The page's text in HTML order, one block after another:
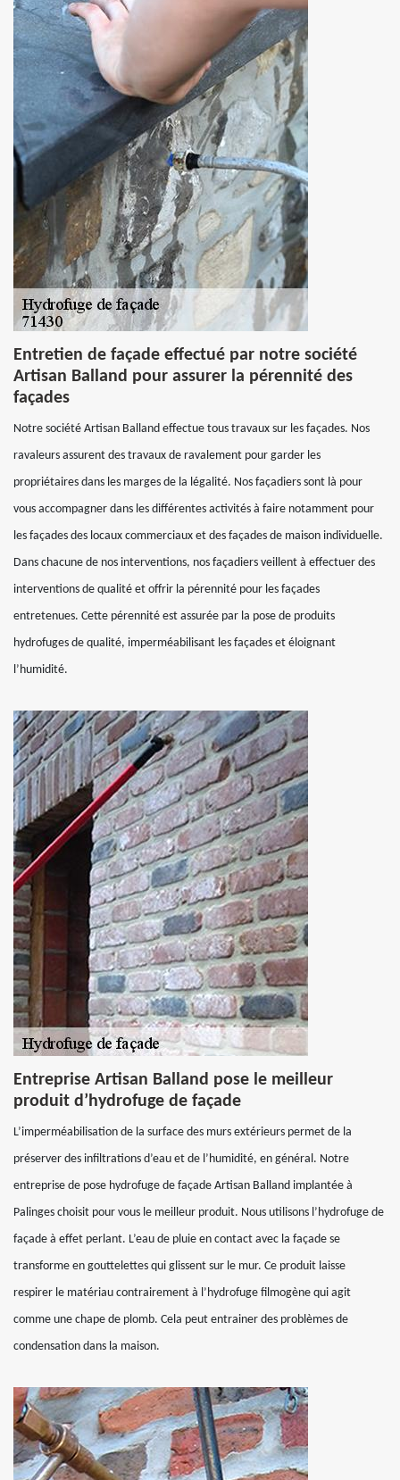
Entretien de façade effectué par notre société
Artisan Balland pour assurer la pérennité des
façades
Notre société Artisan Balland effectue tous travaux sur les façades. Nos
ravaleurs assurent des travaux de ravalement pour garder les
propriétaires dans les marges de la légalité. Nos façadiers sont là pour
vous accompagner dans les différentes activités à faire notamment pour
les façades des locaux commerciaux et des façades de maison individuelle.
Dans chacune de nos interventions, nos façadiers veillent à effectuer des
interventions de qualité et offrir la pérennité pour les façades
entretenues. Cette pérennité est assurée par la pose de produits
hydrofuges de qualité, imperméabilisant les façades et éloignant
l’humidité.
Entreprise Artisan Balland pose le meilleur
produit d’hydrofuge de façade
L’imperméabilisation de la surface des murs extérieurs permet de la
préserver des infiltrations d’eau et de l’humidité, en général. Notre
entreprise de pose hydrofuge de façade Artisan Balland implantée à
Palinges choisit pour vous le meilleur produit. Nous utilisons l’hydrofuge de
façade à effet perlant. L’eau de pluie en contact avec la façade se
transforme en gouttelettes qui glissent sur le mur. Ce produit laisse
respirer le matériau contrairement à l’hydrofuge filmogène qui agit
comme une chape de plomb. Cela peut entrainer des problèmes de
condensation dans la maison.